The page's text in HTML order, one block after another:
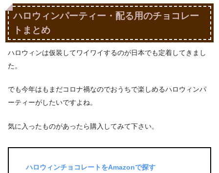
ハロウィンパーティー・配る用のチョコレー
トまとめ
ハロウィンは仮装してワイワイするのが日本でも定着してきまし
た。
でも今年はもまだコロナ禍なのでおうちで楽しめるハロウィンパ
ーティーがしたいですよね。
気に入ったものがあったら購入してみて下さい。
ハロウィンチョコレートをAmazonで探す